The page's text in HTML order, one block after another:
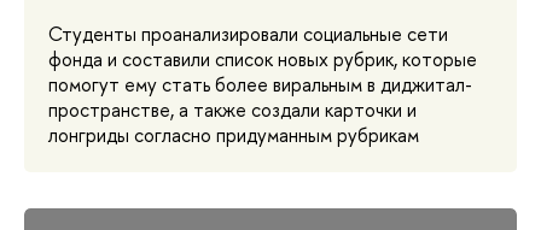
Студенты проанализировали социальные сети
фонда и составили список новых рубрик, которые
помогут ему стать более виральным в диджитал-
пространстве, а также создали карточки и
лонгриды согласно придуманным рубрикам